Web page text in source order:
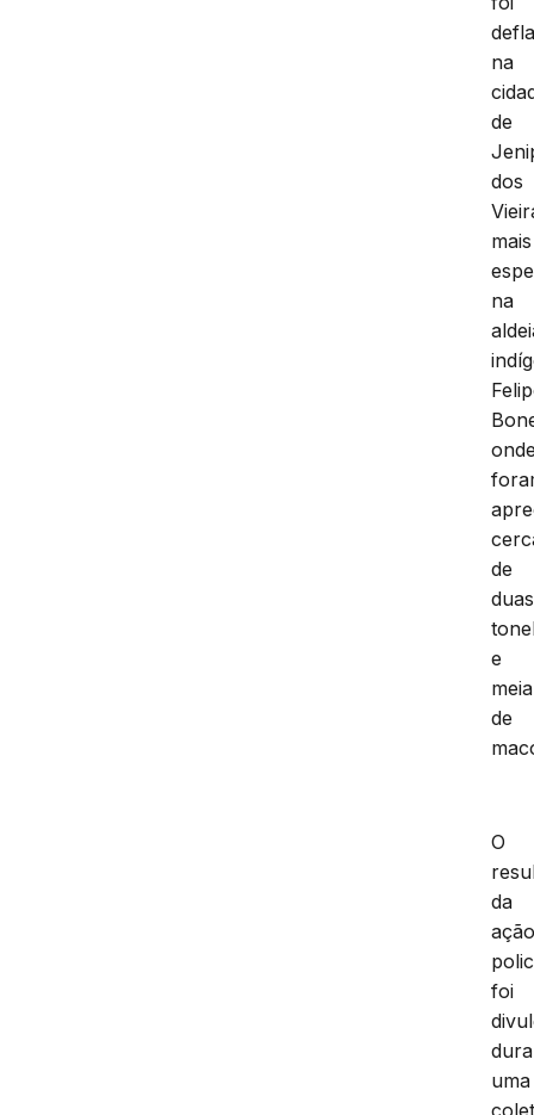
na
de
dos
mais
na
de
duas
e
meia
de
O
da
foi
uma